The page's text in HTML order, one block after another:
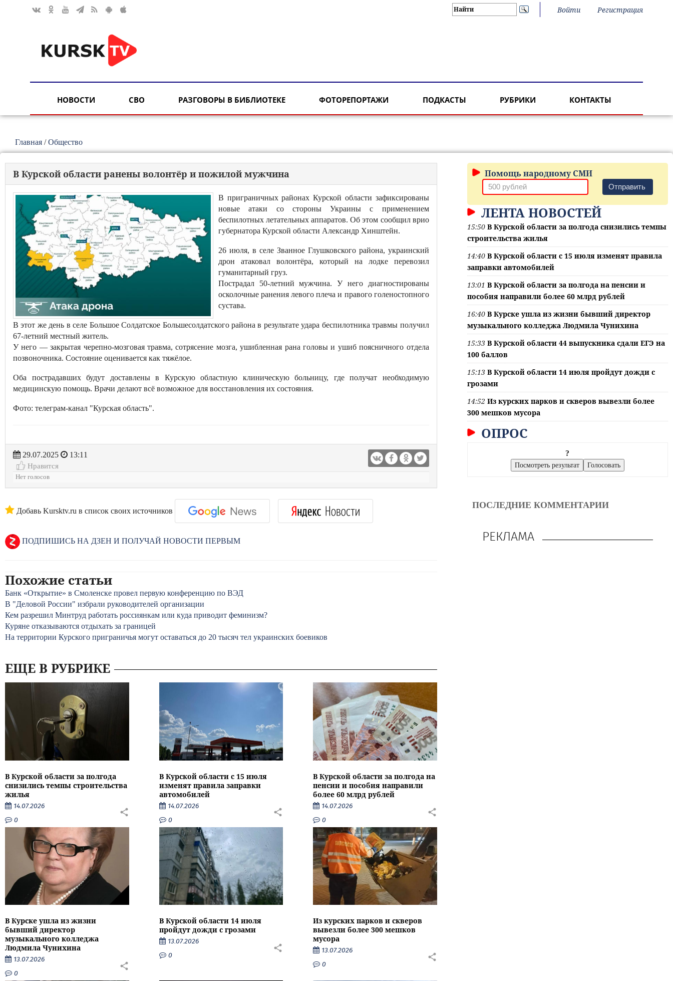
Войти Регистрация
НОВОСТИ СВО РАЗГОВОРЫ В БИБЛИОТЕКЕ ФОТОРЕПОРТАЖИ ПОДКАСТЫ РУБРИКИ КОНТАКТЫ
Главная /Общество
В Курской области ранены волонтёр и пожилой мужчина
В приграничных районах Курской области зафиксированы
новые атаки со стороны Украины с применением
беспилотных летательных аппаратов. Об этом сообщил врио
губернатора Курской области Александр Хинштейн.
26 июля, в селе Званное Глушковского района, украинский
дрон атаковал волонтёра, который на лодке перевозил
гуманитарный груз.
Пострадал 50-летний мужчина. У него диагностированы
осколочные ранения левого плеча и правого голеностопного
сустава.
В этот же день в селе Большое Солдатское Большесолдатского района в результате удара беспилотника травмы получил
67-летний местный житель.
У него — закрытая черепно-мозговая травма, сотрясение мозга, ушибленная рана головы и ушиб поясничного отдела
позвоночника. Состояние оценивается как тяжёлое.
Оба пострадавших будут доставлены в Курскую областную клиническую больницу, где получат необходимую
медицинскую помощь. Врачи делают всё возможное для восстановления их состояния.
Фото: телеграм-канал "Курская область".
29.07.2025
13:11
Нравится
Нет голосов
Добавь Kursktv.ru в список своих источников
ПОДПИШИСЬ НА ДЗЕН И ПОЛУЧАЙ НОВОСТИ ПЕРВЫМ
Похожие статьи
Банк «Открытие» в Смоленске провел первую конференцию по ВЭД
В "Деловой России" избрали руководителей организации
Кем разрешил Минтруд работать россиянкам или куда приводит феминизм?
Куряне отказываются отдыхать за границей
На территории Курского приграничья могут оставаться до 20 тысяч тел украинских боевиков
ЕЩЕ В РУБРИКЕ
В Курской области за полгода
снизились темпы строительства
жилья
14.07.2026
0
В Курской области с 15 июля
изменят правила заправки
автомобилей
14.07.2026
0
В Курской области за полгода на
пенсии и пособия направили
более 60 млрд рублей
14.07.2026
0
В Курске ушла из жизни
бывший директор
музыкального колледжа
Людмила Чунихина
13.07.2026
0
В Курской области 14 июля
пройдут дожди с грозами
13.07.2026
0
Из курских парков и скверов
вывезли более 300 мешков
мусора
13.07.2026
0
Помощь народному СМИ
Отправить
ЛЕНТА НОВОСТЕЙ
15:50 В Курской области за полгода снизились темпы
строительства жилья
14:40 В Курской области с 15 июля изменят правила
заправки автомобилей
13:01 В Курской области за полгода на пенсии и
пособия направили более 60 млрд рублей
16:40 В Курске ушла из жизни бывший директор
музыкального колледжа Людмила Чунихина
15:33 В Курской области 44 выпускника сдали ЕГЭ на
100 баллов
15:13 В Курской области 14 июля пройдут дожди с
грозами
14:52 Из курских парков и скверов вывезли более
300 мешков мусора
ОПРОС
?
ПОСЛЕДНИЕ КОММЕНТАРИИ
РЕКЛАМА